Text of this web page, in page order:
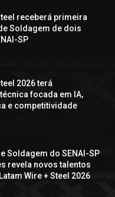
receberá primeira
Soldagem de dois
SP
2026 terá
focada em IA,
e competitividade
Soldagem do SENAI-SP
revela novos talentos
Wire + Steel 2026